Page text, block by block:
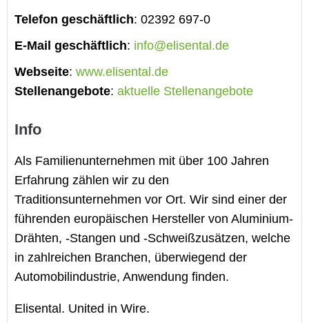
Telefon geschäftlich: 02392 697-0
E-Mail geschäftlich: info@elisental.de
Webseite: www.elisental.de
Stellenangebote: aktuelle Stellenangebote
Info
Als Familienunternehmen mit über 100 Jahren
Erfahrung zählen wir zu den
Traditionsunternehmen vor Ort. Wir sind einer der
führenden europäischen Hersteller von Aluminium-
Drähten, -Stangen und -Schweißzusätzen, welche
in zahlreichen Branchen, überwiegend der
Automobilindustrie, Anwendung finden.
Elisental. United in Wire.